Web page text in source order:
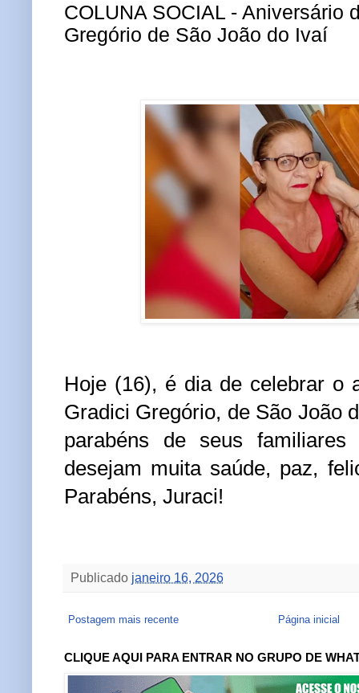
COLUNA SOCIAL - Aniversário
Gregório de São João do Ivaí
Hoje (16), é dia de celebrar o
Gradici Gregório, de São João
parabéns de seus
desejam muita saúde, paz,
Parabéns, Juraci!
Publicado janeiro 16, 2026
Postagem mais recente Página inicial
CLIQUE AQUI PARA ENTRAR NO GRUPO DE